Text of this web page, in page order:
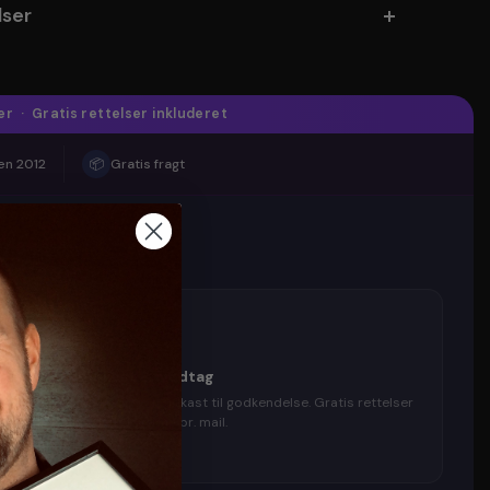
· Gratis rettelser inkluderet
2012 📦 Gratis fragt
3
Godkend udkast & modtag
Du modtager et digitalt udkast til godkendelse. Gratis rettelser
til du er tilfreds — levering pr. mail.
✓ Inkluderet i prisen